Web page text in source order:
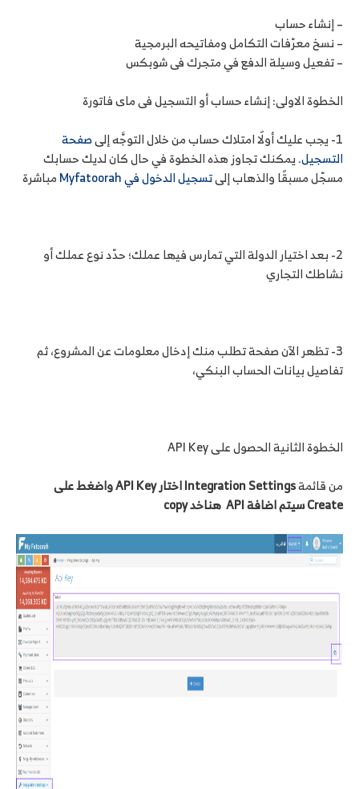
– إنشاء حساب
– نسخ معرّفات التكامل ومفاتيحه البرمجية
– تفعيل وسيلة الدفع في متجرك فى شوبكس
الخطوة الاولى: إنشاء حساب أو التسجيل فى ماى فاتورة
1- يجب عليك أولًا امتلاك حساب من خلال التوجَّه إلى
صفحة
التسجيل. يمكنك تجاوز هذه الخطوة في حال كان لديك حسابك
مسجّل مسبقًا والذهاب إلىتسجيل الدخول في Myfatoorah مباشرة
2- بعد اختيار الدولة التي تمارس فيها عملك؛ حدّد نوع عملك أو
نشاطك التجاري
3- تظهر الآن صفحة تطلب منك إدخال معلومات عن المشروع، ثم
تفاصيل بيانات الحساب البنكي،
الخطوة الثانية الحصول على API Key
من قائمة
Integration Settings اختار API Key واضغط على
Create سيتم اضافة API هناخد copy